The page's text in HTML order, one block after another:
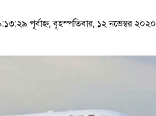
পূর্বাহ্ন, বৃহস্পতিবার, ১২ নভেম্বর ২০২০